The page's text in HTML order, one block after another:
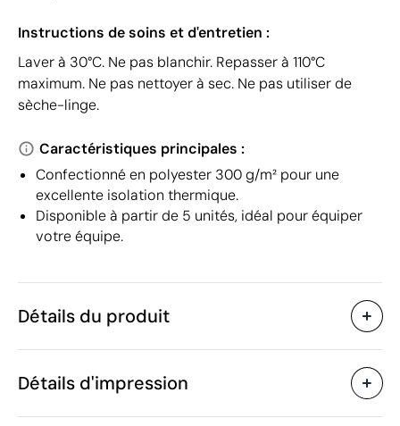
Instructions de soins et d'entretien :
Laver à 30°C. Ne pas blanchir. Repasser à 110°C
maximum. Ne pas nettoyer à sec. Ne pas utiliser de
sèche-linge.
Caractéristiques principales :
Confectionné en polyester 300 g/m² pour une
excellente isolation thermique.
Disponible à partir de 5 unités, idéal pour équiper
votre équipe.
Détails du produit
Caractéristiques
Code du produit
Détails d'impression